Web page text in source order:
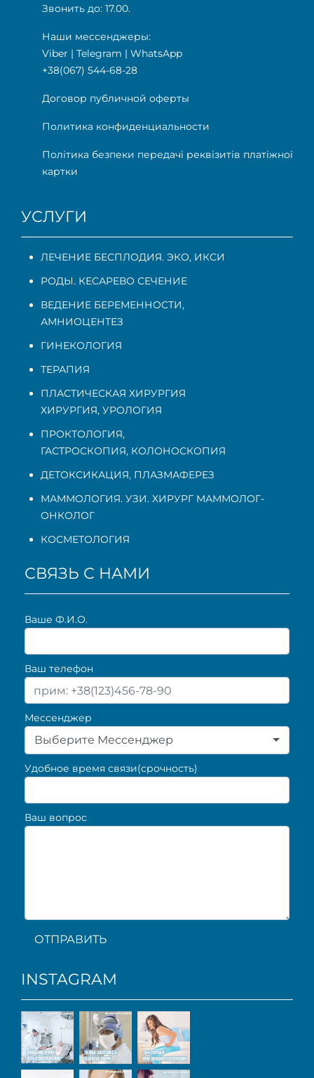
Звонить до: 17.00.
Наши мессенджеры:
Viber | Telegram | WhatsApp
+38(067) 544-68-28
Договор публичной оферты
Политика конфиденциальности
Політика безпеки передачі реквізитів платіжної
картки
УСЛУГИ
ЛЕЧЕНИЕ БЕСПЛОДИЯ. ЭКО, ИКСИ
РОДЫ. КЕСАРЕВО СЕЧЕНИЕ
ВЕДЕНИЕ БЕРЕМЕННОСТИ,
АМНИОЦЕНТЕЗ
ГИНЕКОЛОГИЯ
ТЕРАПИЯ
ПЛАСТИЧЕСКАЯ ХИРУРГИЯ
ХИРУРГИЯ, УРОЛОГИЯ
ПРОКТОЛОГИЯ,
ГАСТРОСКОПИЯ, КОЛОНОСКОПИЯ
ДЕТОКСИКАЦИЯ, ПЛАЗМАФЕРЕЗ
МАММОЛОГИЯ. УЗИ. ХИРУРГ МАММОЛОГ-
ОНКОЛОГ
КОСМЕТОЛОГИЯ
СВЯЗЬ С НАМИ
Ваше Ф.И.О.
Ваш телефон
Мессенджер
Выберите Мессенджер
Удобное время связи(срочность)
Ваш вопрос
ОТПРАВИТЬ
INSTAGRAM